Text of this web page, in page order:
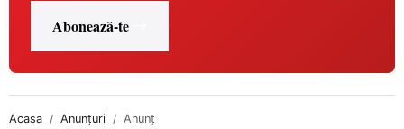
Abonează-te
Acasa Anunțuri Anunț